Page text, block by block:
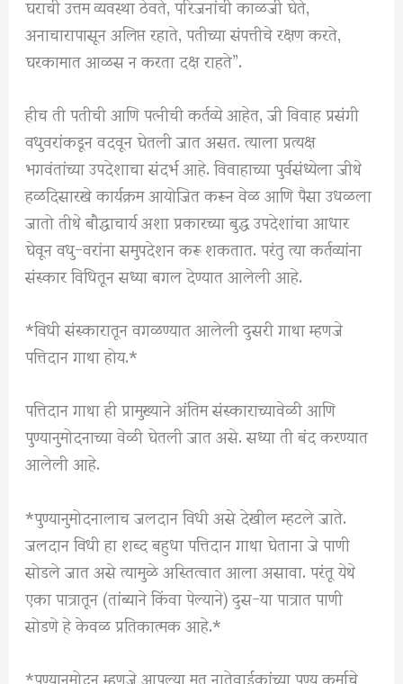
अनाचारापासून अलिप्त रहाते, पतीच्या संपत्तीचे रक्षण करते,
घरकामात आळस न करता दक्ष राहते”.
हीच ती पतीची आणि पत्नीची कर्तव्ये आहेत, जी विवाह प्रसंगी
वधुवरांकडून वदवून घेतली जात असत. त्याला प्रत्यक्ष
भगवंतांच्या उपदेशाचा संदर्भ आहे. विवाहाच्या पुर्वसंध्येला जीथे
हळदिसारखे कार्यक्रम आयोजित करून वेळ आणि पैसा उधळला
जातो तीथे बौद्धाचार्य अशा प्रकारच्या बुद्ध उपदेशांचा आधार
घेवून वधु-वरांना समुपदेशन करू शकतात. परंतु त्या कर्तव्यांना
संस्कार विधितून सध्या बगल देण्यात आलेली आहे.
*विधी संस्कारातून वगळण्यात आलेली दुसरी गाथा म्हणजे
पत्तिदान गाथा होय.*
पत्तिदान गाथा ही प्रामुख्याने अंतिम संस्काराच्यावेळी आणि
पुण्यानुमोदनाच्या वेळी घेतली जात असे. सध्या ती बंद करण्यात
आलेली आहे.
*पुण्यानुमोदनालाच जलदान विधी असे देखील म्हटले जाते.
जलदान विधी हा शब्द बहुधा पत्तिदान गाथा घेताना जे पाणी
सोडले जात असे त्यामुळे अस्तित्वात आला असावा. परंतू येथे
एका पात्रातून (तांब्याने किंवा पेल्याने) दुस-या पात्रात पाणी
सोडणे हे केवळ प्रतिकात्मक आहे.*